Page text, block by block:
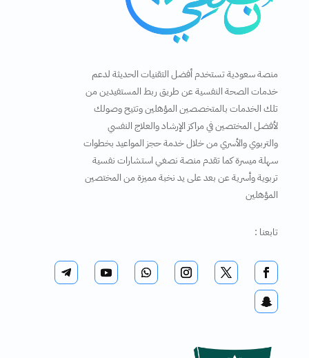
منصة سعودية تستخدم أفضل التقنيات الحديثة لدعم
خدمات الصحة النفسية عن طريق ربط المستفيدين من
تلك الخدمات بالمتخصصين المؤهلين وتتيح وصولك
لأفضل المختصين في مراكز الإرشاد والعلاج النفسي
والتربوي والأسري من خلال خدمة حجز المواعيد بخطوات
سهلة ميسرة كما تقدم منصة نصغي استشارات نفسية
تربوية وأسرية عن بعد على يد نخبة مميزة من المختصين
المؤهلين
تابعنا :